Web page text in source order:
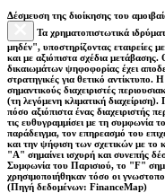
Δέσμευση της διοίκησης του
Τα χρηματοπιστωτικά
μηδέν", υποστηρίζοντας εταιρείες
και με αξιόπιστα σχέδια
δικαιωμάτων ψηφοφορίας έχει
στρατηγικές για θετικό
σημαντικούς διαχειριστές
(τη λεγόμενη κλιματική
πόσο αξιόπιστα ένας διαχειριστής
τις ευθυγραμμίσει με τη συμφωνία
παράδειγμα, τον επηρεασμό του
και την ψήφιση των σχετικών με το
"Α" σημαίνει ισχυρή και συνεπής
Συμφωνία του Παρισιού, το "F"
χρησιμοποιήθηκαν τόσο οι
(Πηγή δεδομένων: FinanceMap)